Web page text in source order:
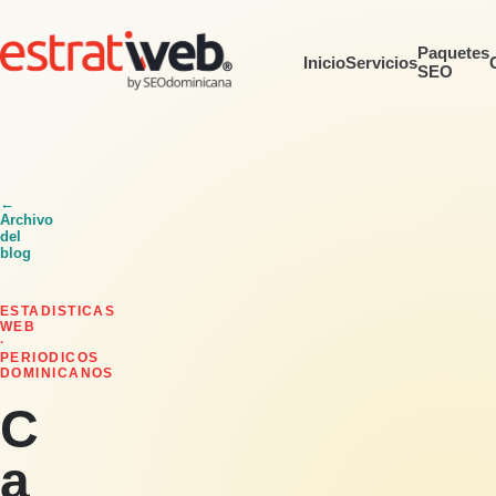
InicioServiciosPaquetes
SEO
←
Archivo
del
blog
ESTADISTICAS
WEB
·
PERIODICOS
DOMINICANOS
C
a